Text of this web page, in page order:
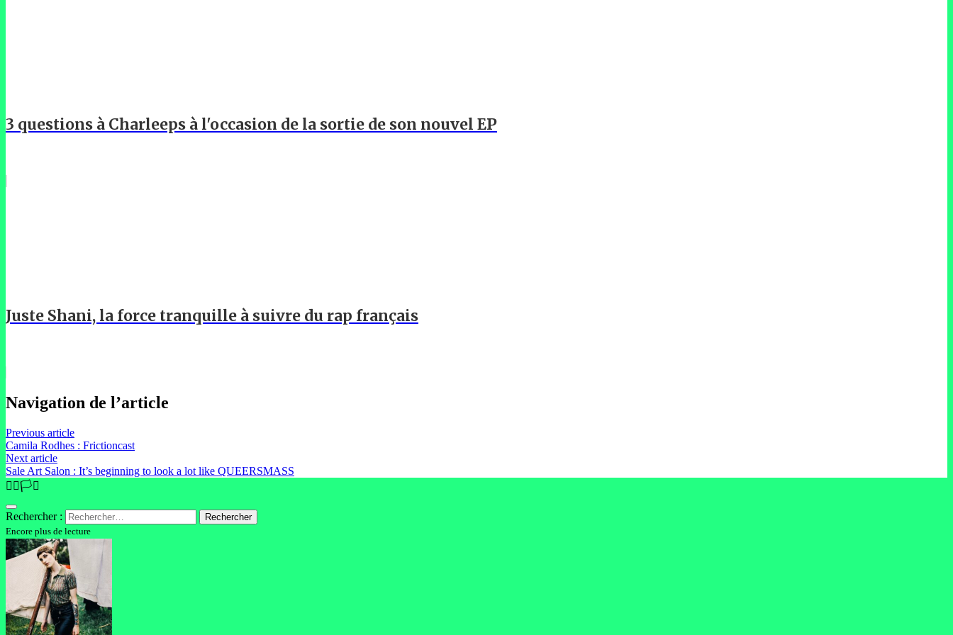
3 questions à Charleeps à l'occasion de la sortie de son nouvel EP
Juste Shani, la force tranquille à suivre du rap français
Navigation de l’article
Previous article
Camila Rodhes : Frictioncast
Next article
Sale Art Salon : It’s beginning to look a lot like QUEERSMASS
🏳️‍🌈🏳️‍⚧️
Rechercher :
Encore plus de lecture